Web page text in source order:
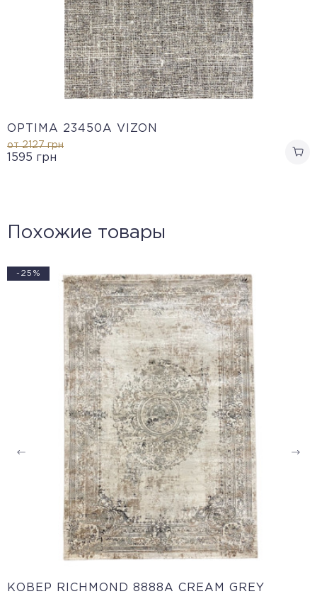
OPTIMA 23450A VIZON
от 2127грн
1595 грн
Похожие товары
-25%
КОВЕР RICHMOND 8888A CREAM GREY